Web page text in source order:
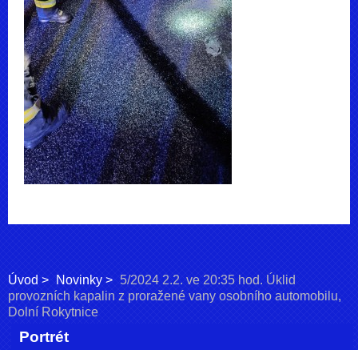
Úvod Novinky
5/2024 2.2. ve 20:35 hod. Úklid
provozních kapalin z proražené vany osobního automobilu,
Dolní Rokytnice
Portrét